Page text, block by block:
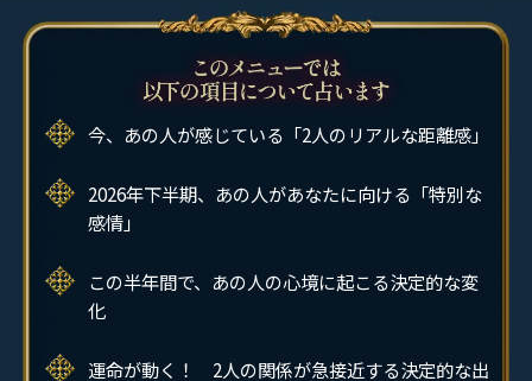
今、あの人が感じている「2人のリアルな距離感」
2026年下半期、あの人があなたに向ける「特別な
感情」
この半年間で、あの人の心境に起こる決定的な変
化
運命が動く！ 2人の関係が急接近する決定的な出